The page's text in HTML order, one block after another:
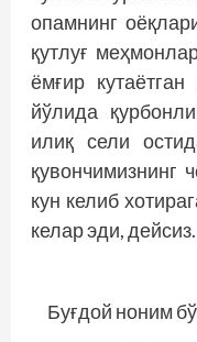
опамнинг
қутлуғ
ёмғир
йўлида
илиқ сели
қувончимизнинг
кун келиб
келар эди, дейсиз.
Буғдой ноним